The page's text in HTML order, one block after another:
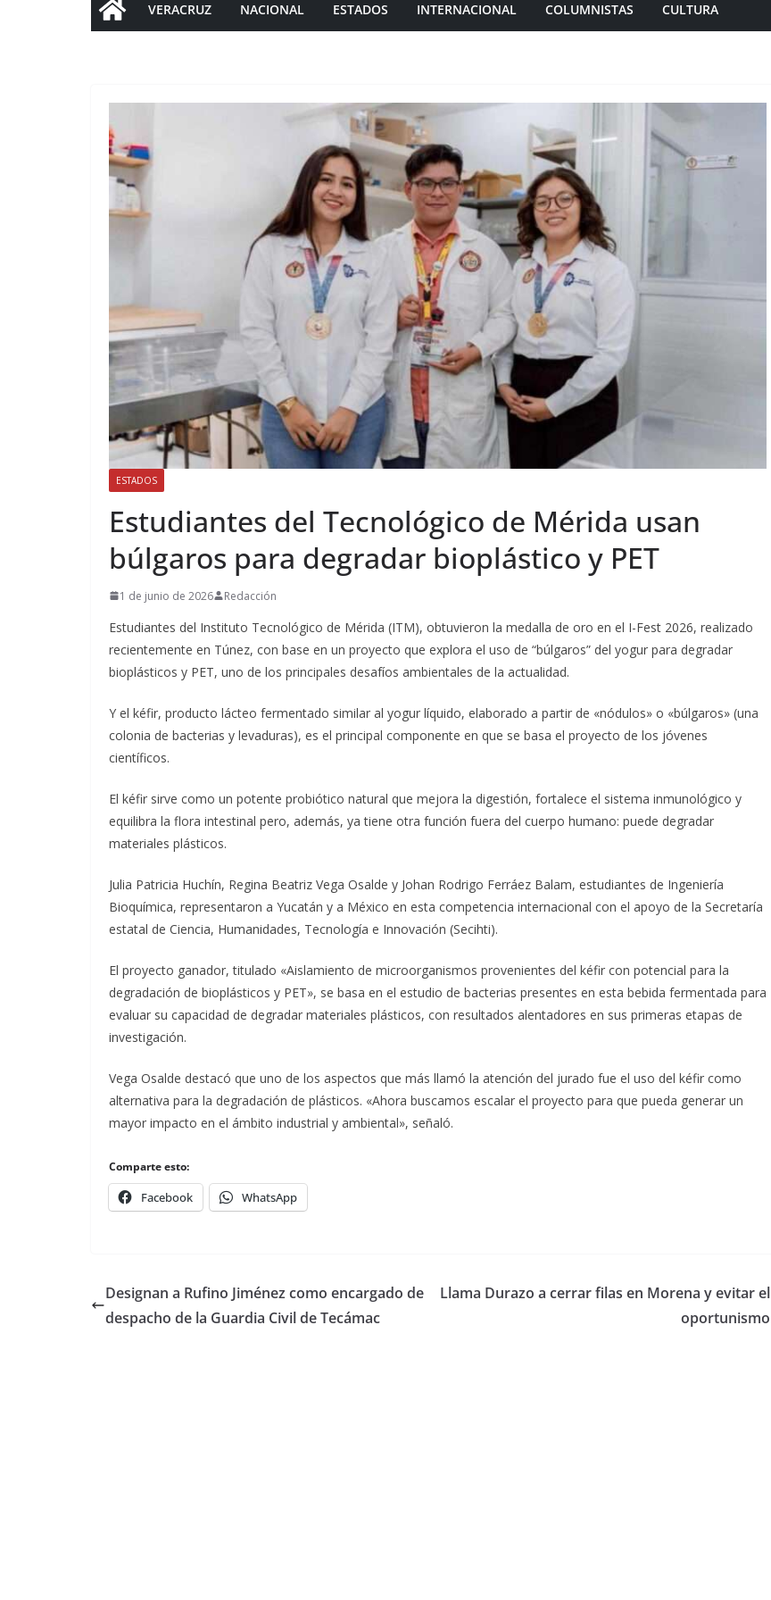
VERACRUZ NACIONAL ESTADOS INTERNACIONAL COLUMNISTAS CULTURA
ESTADOS
Estudiantes del Tecnológico de Mérida usan
búlgaros para degradar bioplástico y PET
1 de junio de 2026 Redacción
Estudiantes del Instituto Tecnológico de Mérida (ITM), obtuvieron la medalla de oro en el I-Fest 2026, realizado
recientemente en Túnez, con base en un proyecto que explora el uso de “búlgaros” del yogur para degradar
bioplásticos y PET, uno de los principales desafíos ambientales de la actualidad.
Y el kéfir, producto lácteo fermentado similar al yogur líquido, elaborado a partir de «nódulos» o «búlgaros» (una
colonia de bacterias y levaduras), es el principal componente en que se basa el proyecto de los jóvenes
científicos.
El kéfir sirve como un potente probiótico natural que mejora la digestión, fortalece el sistema inmunológico y
equilibra la flora intestinal pero, además, ya tiene otra función fuera del cuerpo humano: puede degradar
materiales plásticos.
Julia Patricia Huchín, Regina Beatriz Vega Osalde y Johan Rodrigo Ferráez Balam, estudiantes de Ingeniería
Bioquímica, representaron a Yucatán y a México en esta competencia internacional con el apoyo de la Secretaría
estatal de Ciencia, Humanidades, Tecnología e Innovación (Secihti).
El proyecto ganador, titulado «Aislamiento de microorganismos provenientes del kéfir con potencial para la
degradación de bioplásticos y PET», se basa en el estudio de bacterias presentes en esta bebida fermentada para
evaluar su capacidad de degradar materiales plásticos, con resultados alentadores en sus primeras etapas de
investigación.
Vega Osalde destacó que uno de los aspectos que más llamó la atención del jurado fue el uso del kéfir como
alternativa para la degradación de plásticos. «Ahora buscamos escalar el proyecto para que pueda generar un
mayor impacto en el ámbito industrial y ambiental», señaló.
Comparte esto:
Facebook WhatsApp
Designan a Rufino Jiménez como encargado de
despacho de la Guardia Civil de Tecámac
Llama Durazo a cerrar filas en Morena y evitar el
oportunismo